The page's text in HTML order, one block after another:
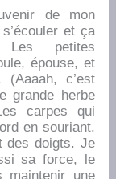
de mon
et ça
petites
épouse, et
c’est
grande herbe
carpes qui
en souriant.
des doigts. Je
sa force, le
maintenir une